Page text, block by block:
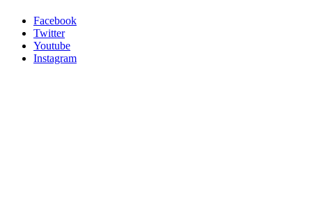
Facebook
Twitter
Youtube
Instagram